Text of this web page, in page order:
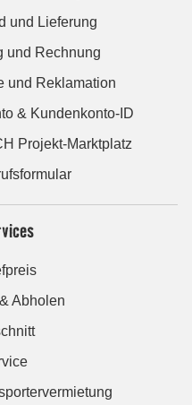
und Lieferung
und Rechnung
und Reklamation
& Kundenkonto-ID
Projekt-Marktplatz
Abholen